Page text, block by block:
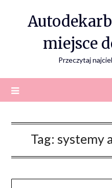
miejsce
Przeczytaj
Tag: systemy